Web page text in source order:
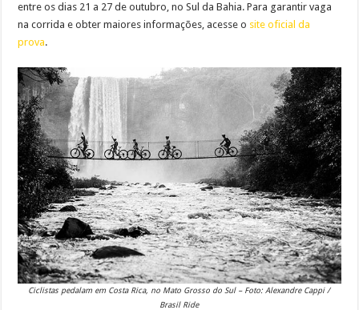
entre os dias 21 a 27 de outubro, no Sul da Bahia. Para garantir vaga
na corrida e obter maiores informações, acesse o site oficial da
prova.
Ciclistas pedalam em Costa Rica, no Mato Grosso do Sul – Foto: Alexandre Cappi /
Brasil Ride